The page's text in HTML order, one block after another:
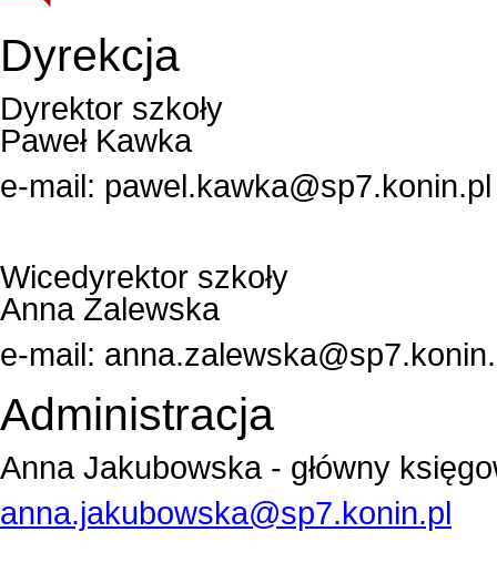
Dyrekcja
Dyrektor szkoły
Paweł Kawka
e-mail: pawel.kawka@sp7.konin.pl
Wicedyrektor szkoły
Anna Zalewska
e-mail:
Administracja
Anna Jakubowska - główny
anna.jakubowska@sp7.konin.pl